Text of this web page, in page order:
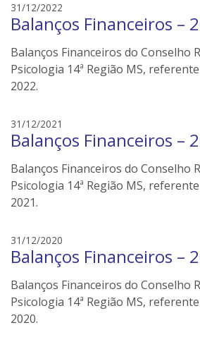
e
r
31/12/2022
d
o
n
r
s
Balanços Financeiros –
Balanços Financeiros do Conselho
Psicologia 14ª Região MS,
2022.
31/12/2021
d
o
n
r
s
Balanços Financeiros –
Balanços Financeiros do Conselho
Psicologia 14ª Região MS,
2021.
31/12/2020
d
o
n
Balanços Financeiros –
Balanços Financeiros do Conselho
Psicologia 14ª Região MS,
2020.